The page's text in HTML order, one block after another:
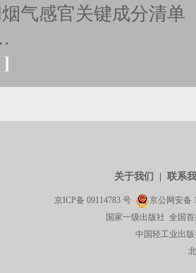
气感官关键成分清单
]
关于我们 联系
京ICP备 09114783 号 京公网安备
国家一级出版社 全国
中国轻工业出版